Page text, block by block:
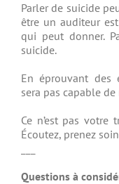
Parler de suicide
être un auditeur
qui peut donner.
suicide.
En éprouvant des
sera pas capable
Ce n’est pas votre
Écoutez, prenez
Questions à